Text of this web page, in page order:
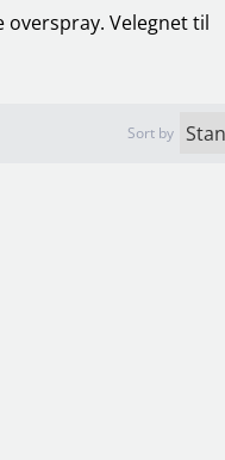
Velegnet til
Sort by